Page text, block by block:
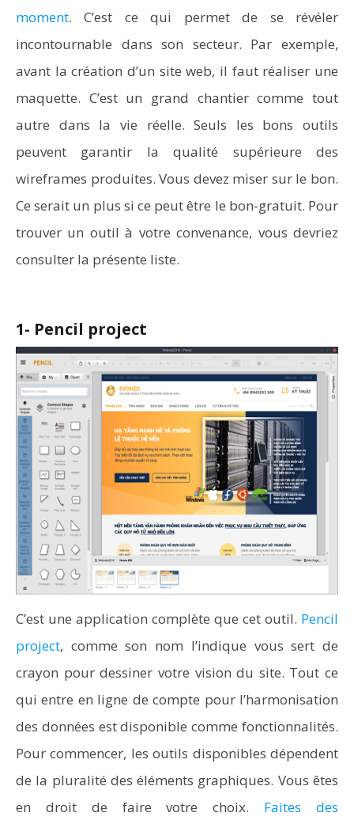
moment. C’est ce qui permet de se révéler
incontournable dans son secteur. Par exemple,
avant la création d’un site web, il faut réaliser une
maquette. C’est un grand chantier comme tout
autre dans la vie réelle. Seuls les bons outils
peuvent garantir la qualité supérieure des
wireframes produites. Vous devez miser sur le bon.
Ce serait un plus si ce peut être le bon-gratuit. Pour
trouver un outil à votre convenance, vous devriez
consulter la présente liste.
1- Pencil project
C’est une application complète que cet outil. Pencil
project, comme son nom l’indique vous sert de
crayon pour dessiner votre vision du site. Tout ce
qui entre en ligne de compte pour l’harmonisation
des données est disponible comme fonctionnalités.
Pour commencer, les outils disponibles dépendent
de la pluralité des éléments graphiques. Vous êtes
en droit de faire votre choix. Faites des